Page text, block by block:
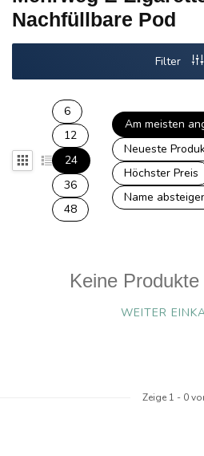
Nachfüllbare Pod
Filter
6
12
24
36
48
Am meisten
Neueste
Höchster Preis
Name
Keine
WEITER
Zeige 1 - 0